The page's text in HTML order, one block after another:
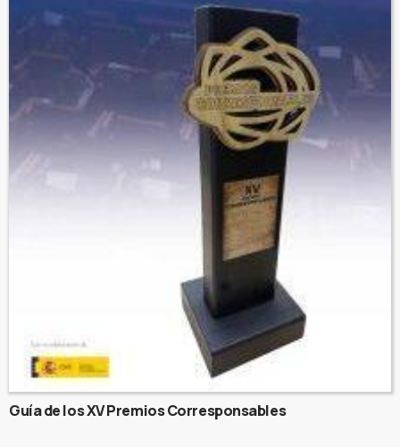
Guía de los XV Premios Corresponsables